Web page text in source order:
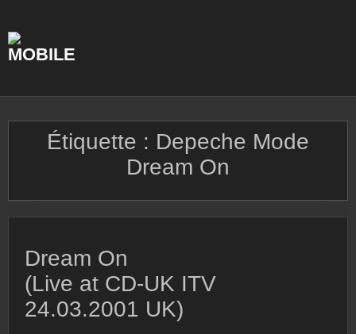
content
Étiquette : Depeche Mode
Dream On
Dream On
(Live at CD-UK ITV
24.03.2001 UK)